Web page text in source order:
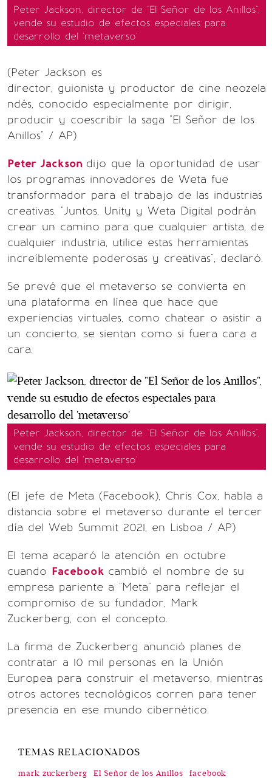
Peter Jackson, director de "El Señor de los Anillos",
vende su estudio de efectos especiales para
desarrollo del 'metaverso'
(Peter Jackson es
director, guionista y productor de cine neozela
ndés, conocido especialmente por dirigir,
producir y coescribir la saga "El Señor de los
Anillos" / AP)
Peter Jackson dijo que la oportunidad de usar
los programas innovadores de Weta fue
transformador para el trabajo de las industrias
creativas. "Juntos, Unity y Weta Digital podrán
crear un camino para que cualquier artista, de
cualquier industria, utilice estas herramientas
increíblemente poderosas y creativas", declaró.
Se prevé que el metaverso se convierta en
una plataforma en línea que hace que
experiencias virtuales, como chatear o asistir a
un concierto, se sientan como si fuera cara a
cara.
Peter Jackson, director de "El Señor de los Anillos",
vende su estudio de efectos especiales para
desarrollo del 'metaverso'
(El jefe de Meta (Facebook), Chris Cox, habla a
distancia sobre el metaverso durante el tercer
día del Web Summit 2021, en Lisboa / AP)
El tema acaparó la atención en octubre
cuando Facebook cambió el nombre de su
empresa pariente a "Meta" para reflejar el
compromiso de su fundador, Mark
Zuckerberg, con el concepto.
La firma de Zuckerberg anunció planes de
contratar a 10 mil personas en la Unión
Europea para construir el metaverso, mientras
otros actores tecnológicos corren para tener
presencia en ese mundo cibernético.
TEMAS RELACIONADOS
mark zuckerberg El Señor de los Anillos facebook